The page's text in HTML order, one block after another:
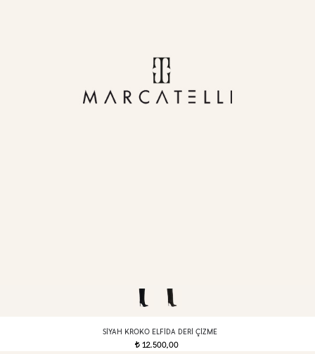
SIYAH KROKO ELFIDA DERI ÇIZME
t 12.500,00